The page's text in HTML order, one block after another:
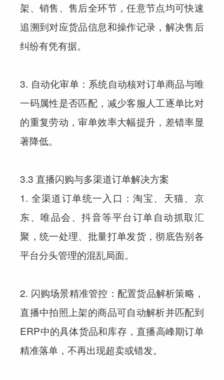
架、销售、售后全环节，任意节点均可快速
追溯到对应货品信息和操作记录，解决售后
纠纷有凭有据。
3. 自动化审单：系统自动核对订单商品与唯
一码属性是否匹配，减少客服人工逐单比对
的重复劳动，审单效率大幅提升，差错率显
著降低。
3.3 直播闪购与多渠道订单解决方案
1. 全渠道订单统一入口：淘宝、天猫、京
东、唯品会、抖音等平台订单自动抓取汇
聚，统一处理、批量打单发货，彻底告别各
平台分头管理的混乱局面。
2. 闪购场景精准管控：配置货品解析策略，
直播中拍照上架的商品可自动解析并匹配到
ERP中的具体货品和库存，直播高峰期订单
精准落单，不再出现超卖或错发。